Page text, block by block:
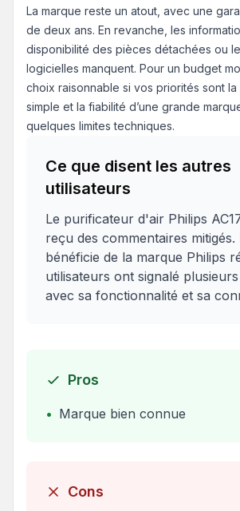
La marque reste un atout, avec une
de deux ans. En revanche, les
disponibilité des pièces détachées ou
logicielles manquent. Pour un budget
choix raisonnable si vos priorités sont
simple et la fiabilité d’une grande
quelques limites techniques.
Ce que disent les autres
utilisateurs
Le purificateur d'air Philips
reçu des commentaires
bénéficie de la marque Philips
utilisateurs ont signalé
avec sa fonctionnalité et sa
Pros
• Marque bien connue
Cons